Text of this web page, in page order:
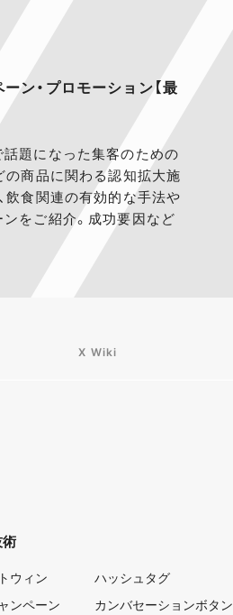
ン・プロモーション【最
題になった集客のための
の商品に関わる認知拡大施
飲食関連の有効的な手法や
をご紹介。成功要因など
X Wiki
術
ウィン
ンペーン
ハッシュタグ
カンバセーションボタン